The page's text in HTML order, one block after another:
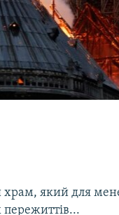
який для
пережиттів...